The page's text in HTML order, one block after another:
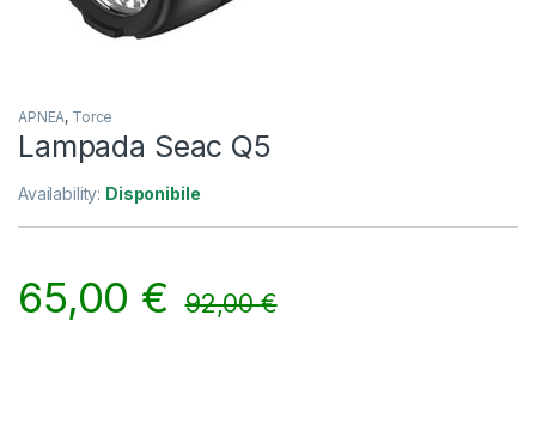
APNEA, Torce
Lampada Seac Q5
Availability: Disponibile
65,00 € 92,00€